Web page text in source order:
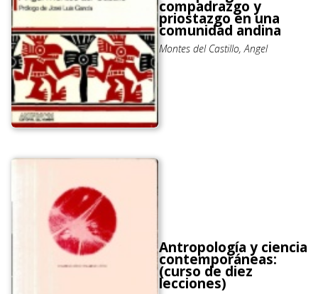
compadrazgo y
priostazgo en una
comunidad andina
Montes del Castillo, Angel
Antropología y ciencia
contemporáneas:
(curso de diez
lecciones)